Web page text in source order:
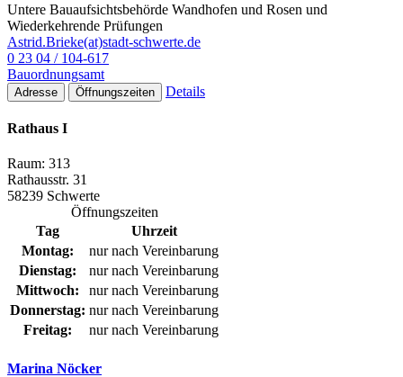
Untere Bauaufsichtsbehörde Wandhofen und Rosen und
Wiederkehrende Prüfungen
Astrid.Brieke(at)stadt-schwerte.de
0 23 04 / 104-617
Bauordnungsamt
Adresse Öffnungszeiten Details
Rathaus I
Raum: 313
Rathausstr. 31
58239 Schwerte
Öffnungszeiten
Tag
Uhrzeit
Montag:
nur nach Vereinbarung
Dienstag:
nur nach Vereinbarung
Mittwoch:
nur nach Vereinbarung
Donnerstag: nur nach Vereinbarung
Freitag:
nur nach Vereinbarung
Marina Nöcker